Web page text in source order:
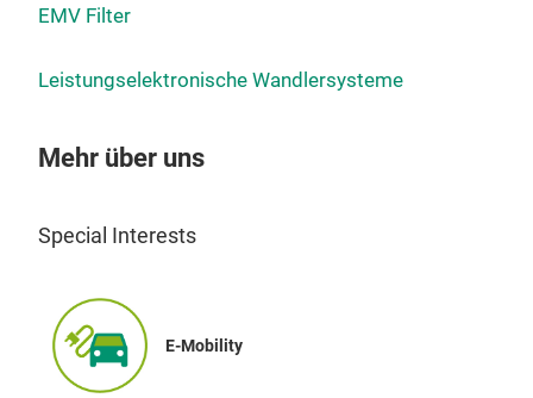
EMV Filter
Leistungselektronische Wandlersysteme
Mehr über uns
Special Interests
E-Mobility